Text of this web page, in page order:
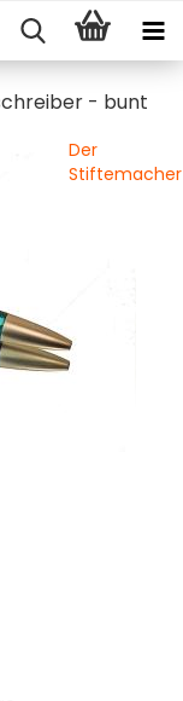
- bunt
Der
Stiftemacher